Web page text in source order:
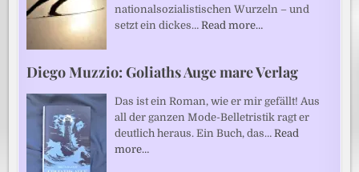
nationalsozialistischen Wurzeln – und
setzt ein dickes…Read more…
Diego Muzzio: Goliaths Auge mare Verlag
Das ist ein Roman, wie er mir gefällt! Aus
all der ganzen Mode-Belletristik ragt er
deutlich heraus. Ein Buch, das…Read
more…